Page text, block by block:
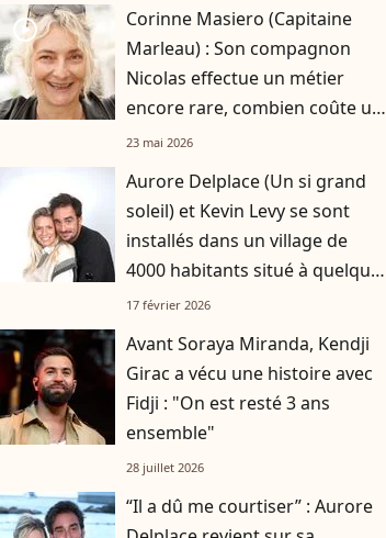
player2
Corinne Masiero (Capitaine
Marleau) : Son compagnon
Nicolas effectue un métier
encore rare, combien coûte un
week-end bien-être à ses côtés
23 mai 2026
Aurore Delplace (Un si grand
soleil) et Kevin Levy se sont
installés dans un village de
4000 habitants situé à quelques
kilomètre de la métropole la
17 février 2026
Avant Soraya Miranda, Kendji
Girac a vécu une histoire avec
Fidji : "On est resté 3 ans
ensemble"
28 juillet 2026
“Il a dû me courtiser” : Aurore